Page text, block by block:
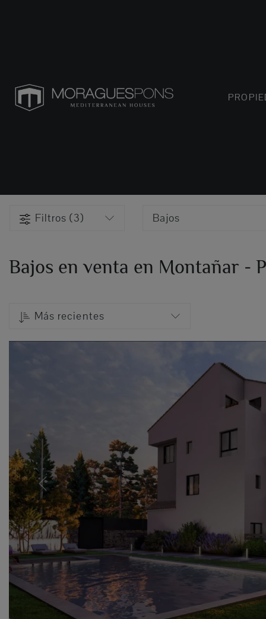
Filtros (3) Bajos
Bajos en venta en Montañar -
Más recientes
Previous